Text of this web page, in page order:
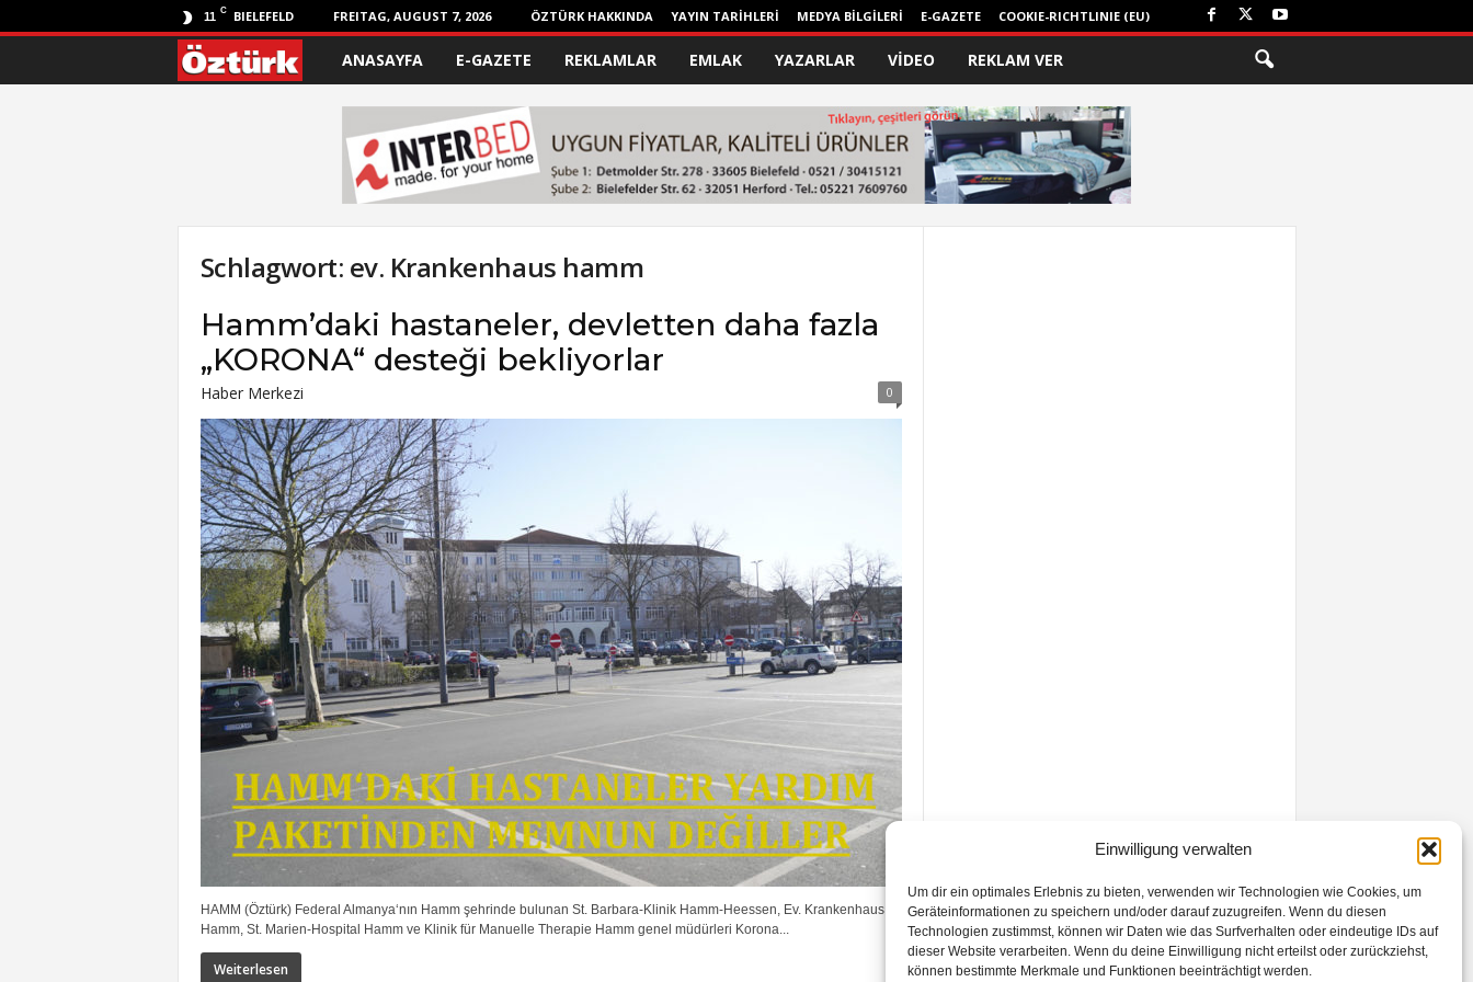
Einwilligung verwalten
Um dir ein optimales Erlebnis zu bieten, verwenden wir Technologien wie Cookies, um
Geräteinformationen zu speichern und/oder darauf zuzugreifen. Wenn du diesen
Technologien zustimmst, können wir Daten wie das Surfverhalten oder eindeutige IDs auf
dieser Website verarbeiten. Wenn du deine Einwilligung nicht erteilst oder zurückziehst,
können bestimmte Merkmale und Funktionen beeinträchtigt werden.
11 C BIELEFELD FREITAG, AUGUST 7, 2026 ÖZTÜRK HAKKINDA YAYIN TARİHLERİ MEDYA BİLGİLERİ E-GAZETE COOKIE-RICHTLINIE (EU)
ANASAYFA E-GAZETE REKLAMLAR EMLAK YAZARLAR VİDEO REKLAM VER
Schlagwort: ev. Krankenhaus hamm
Hamm’daki hastaneler, devletten daha fazla
„KORONA“ desteği bekliyorlar
Haber Merkezi 0
HAMM (Öztürk) Federal Almanya‘nın Hamm şehrinde bulunan St. Barbara-Klinik Hamm-Heessen, Ev. Krankenhaus
Hamm, St. Marien-Hospital Hamm ve Klinik für Manuelle Therapie Hamm genel müdürleri Korona...
Weiterlesen